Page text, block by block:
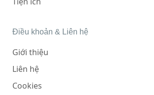
Điều khoản & Liên hệ
Giới thiệu
Liên hệ
Cookies